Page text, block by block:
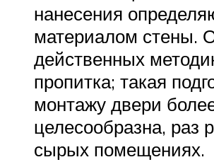
нанесения
материалом стены.
действенных
пропитка; такая
монтажу двери
целесообразна, раз
сырых помещениях.